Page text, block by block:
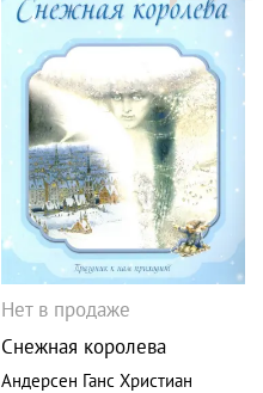
Нет в продаже
Снежная королева
Андерсен Ганс Христиан